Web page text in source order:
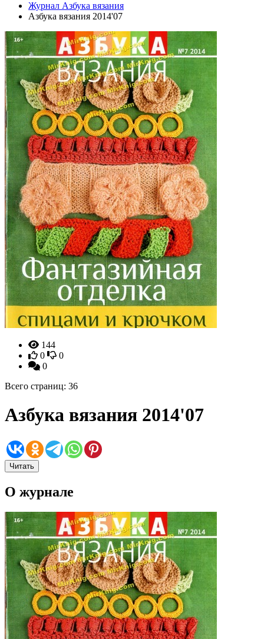
Журнал Азбука вязания
Азбука вязания 2014'07
144
0
0
0
Всего страниц: 36
Азбука вязания 2014'07
Читать
О журнале